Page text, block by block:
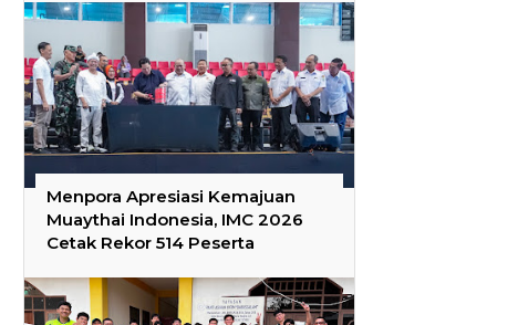
Menpora Apresiasi Kemajuan
Muaythai Indonesia, IMC 2026
Cetak Rekor 514 Peserta